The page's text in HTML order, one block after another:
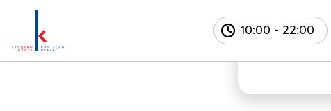
10:00 - 22:00